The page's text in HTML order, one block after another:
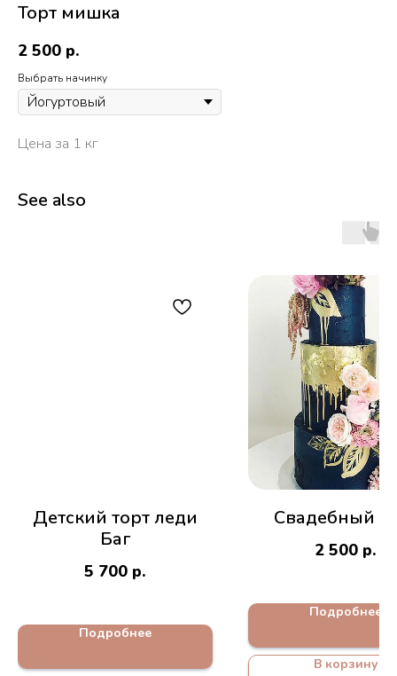
Торт мишка
2 500 р.
Выбрать начинку
Цена за 1 кг
See also
Детский торт леди
Баг
5 700 р.
Подробнее
Свадебный
2 500 р.
Подробнее
В корзину